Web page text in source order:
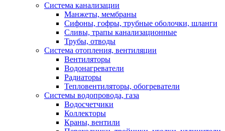
Система канализации
Манжеты, мембраны
Сифоны, гофры, трубные оболочки, шланги
Сливы, трапы канализационные
Трубы, отводы
Система отопления, вентиляции
Вентиляторы
Водонагреватели
Радиаторы
Тепловентиляторы, обогреватели
Системы водопровода, газа
Водосчетчики
Коллекторы
Краны, вентили